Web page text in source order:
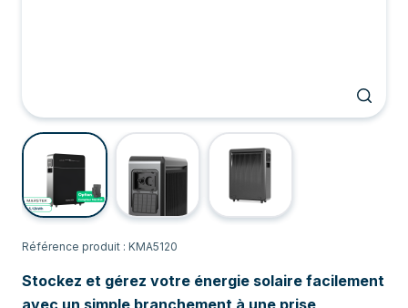
Référence produit : KMA5120
Stockez et gérez votre énergie solaire facilement
avec un simple branchement à une prise